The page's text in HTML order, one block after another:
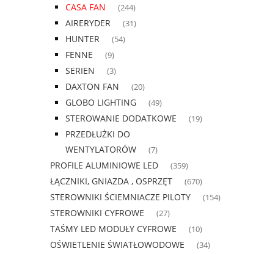
CASA FAN (244)
AIRERYDER (31)
HUNTER (54)
FENNE (9)
SERIEN (3)
DAXTON FAN (20)
GLOBO LIGHTING (49)
STEROWANIE DODATKOWE (19)
PRZEDŁUŻKI DO
WENTYLATORÓW
(7)
PROFILE ALUMINIOWE LED (359)
ŁĄCZNIKI, GNIAZDA , OSPRZĘT (670)
STEROWNIKI ŚCIEMNIACZE PILOTY (154)
STEROWNIKI CYFROWE (27)
TAŚMY LED MODUŁY CYFROWE (10)
OŚWIETLENIE ŚWIATŁOWODOWE (34)